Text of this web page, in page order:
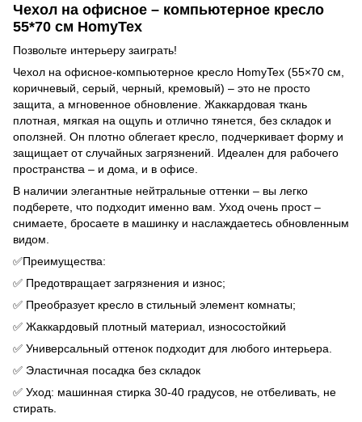
Чехол на офисное – компьютерное кресло
55*70 см HomyTex
Позвольте интерьеру заиграть!
Чехол на офисное-компьютерное кресло HomyTex (55×70 см,
коричневый, серый, черный, кремовый) – это не просто
защита, а мгновенное обновление. Жаккардовая ткань
плотная, мягкая на ощупь и отлично тянется, без складок и
оползней. Он плотно облегает кресло, подчеркивает форму и
защищает от случайных загрязнений. Идеален для рабочего
пространства – и дома, и в офисе.
В наличии элегантные нейтральные оттенки – вы легко
подберете, что подходит именно вам. Уход очень прост –
снимаете, бросаете в машинку и наслаждаетесь обновленным
видом.
✅Преимущества:
✅ Предотвращает загрязнения и износ;
✅ Преобразует кресло в стильный элемент комнаты;
✅ Жаккардовый плотный материал, износостойкий
✅ Универсальный оттенок подходит для любого интерьера.
✅ Эластичная посадка без складок
✅ Уход: машинная стирка 30-40 градусов, не отбеливать, не
стирать.